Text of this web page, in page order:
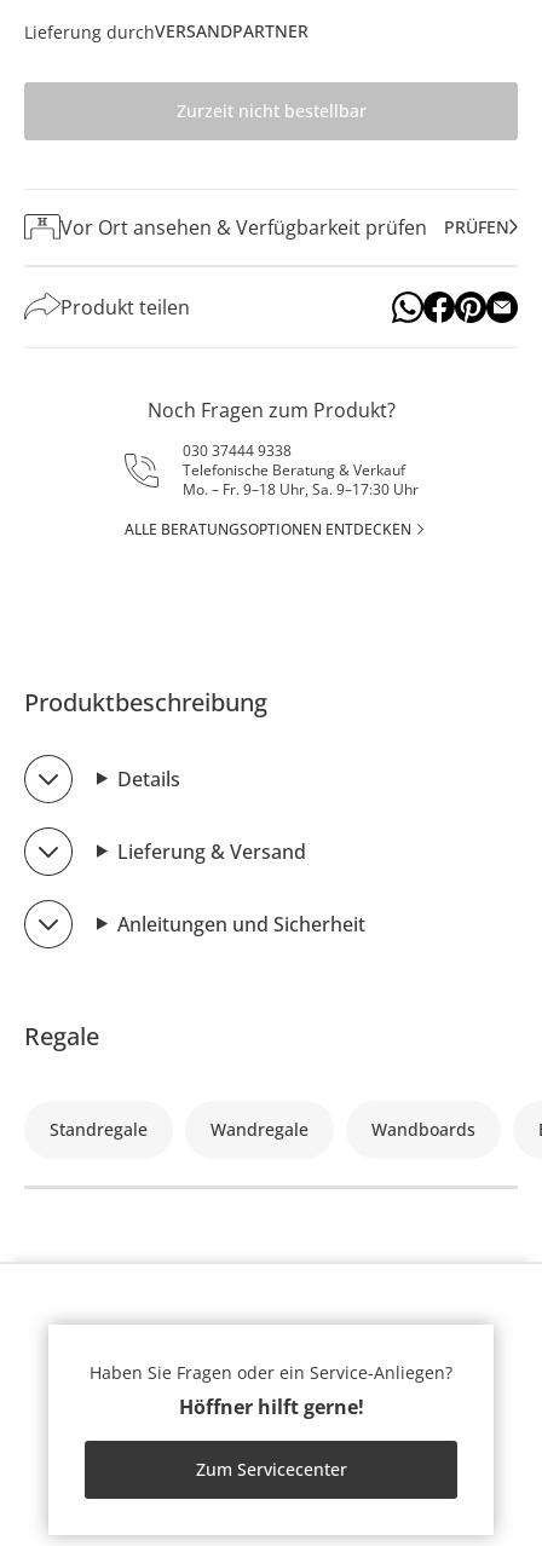
Lieferung durchVERSANDPARTNER
Zurzeit nicht bestellbar
Vor Ort ansehen & Verfügbarkeit prüfen PRÜFEN
Produkt teilen
Noch Fragen zum Produkt?
030 37444 9338
Telefonische Beratung & Verkauf
Mo. – Fr. 9–18 Uhr, Sa. 9–17:30 Uhr
ALLE BERATUNGSOPTIONEN ENTDECKEN
Produktbeschreibung
Details
Lieferung & Versand
Anleitungen und Sicherheit
Regale
Standregale Wandregale Wandboards
Haben Sie Fragen oder ein Service-Anliegen?
Höffner hilft gerne!
Zum Servicecenter